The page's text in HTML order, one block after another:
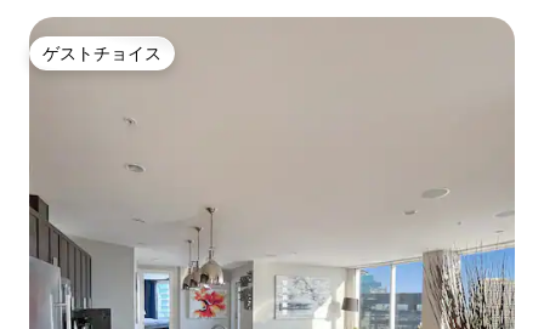
ゲストチョイス
ゲストチョイス